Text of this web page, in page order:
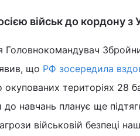
військ до кордону з
Головнокомандувач
що РФ зосередила
територіях 28
до навчань планує ще
військовій безпеці